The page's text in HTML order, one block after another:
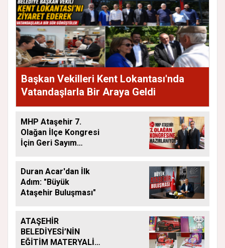
Başkan Vekilleri Kent Lokantası'nda
Vatandaşlarla Bir Araya Geldi
MHP Ataşehir 7.
Olağan İlçe Kongresi
İçin Geri Sayım
Duran Acar'dan İlk
Adım: "Büyük
Ataşehir Buluşması"
ATAŞEHİR
BELEDİYESİ’NİN
EĞİTİM MATERYALİ